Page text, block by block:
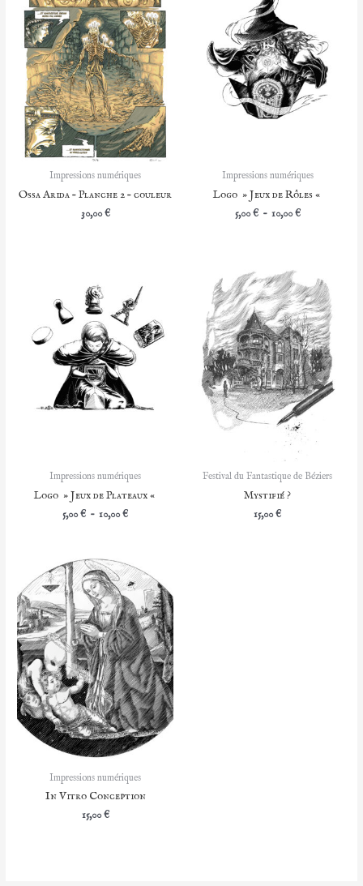
Impressions numériques
Ossa Arida – Planche 2 – couleur
30,00€
Impressions numériques
Logo » Jeux de Rôles «
5,00€ – 10,00€Plage
10,00 €
Impressions numériques
Logo » Jeux de Plateaux «
5,00€ – 10,00€Plage
à
10,00 €
Festival du Fantastique de Béziers
Mystifié ?
15,00€
Impressions numériques
In Vitro Conception
15,00€